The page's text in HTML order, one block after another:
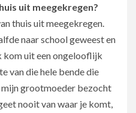
uit meegekregen?
thuis uit meegekregen.
naar school geweest en
kom uit een ongelooflijk
van die hele bende die
grootmoeder bezocht
nooit van waar je komt,